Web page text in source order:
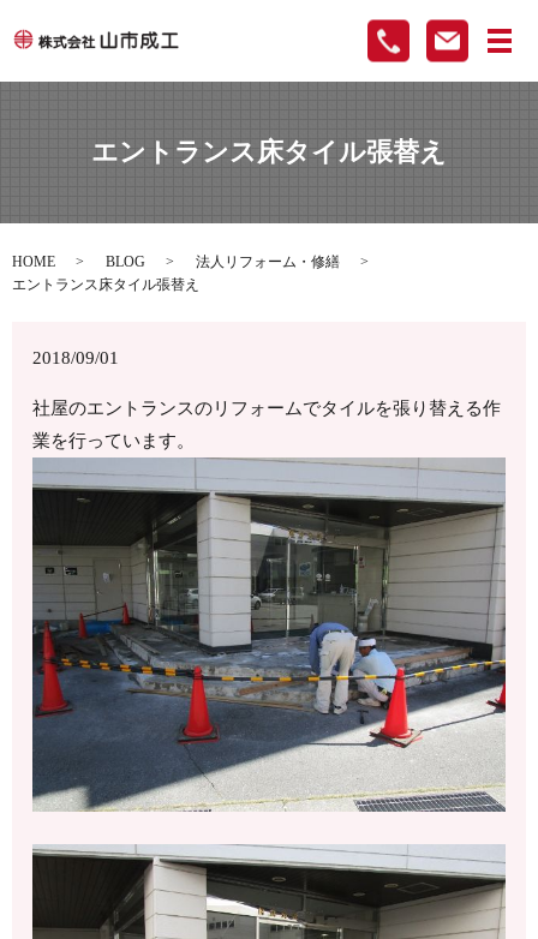
メ
エントランス床タイル張替え
HOME BLOG
法人リフォーム・修繕
エントランス床タイル張替え
2018/09/01
社屋のエントランスのリフォームでタイルを張り替える作
業を行っています。